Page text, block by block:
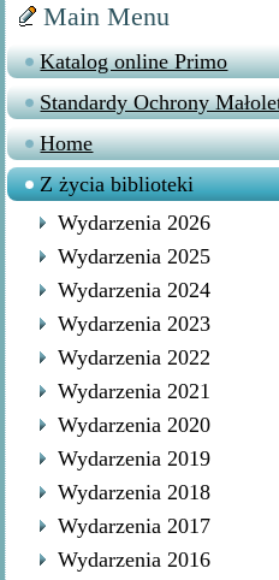
Main Menu
Katalog online Primo
Standardy Ochrony
Home
Z życia biblioteki
Wydarzenia 2026
Wydarzenia 2025
Wydarzenia 2024
Wydarzenia 2023
Wydarzenia 2022
Wydarzenia 2021
Wydarzenia 2020
Wydarzenia 2019
Wydarzenia 2018
Wydarzenia 2017
Wydarzenia 2016